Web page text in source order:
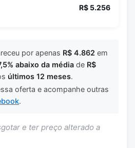
R$ 5.256
por apenas R$ 4.862 em
abaixo da média de R$
últimos 12 meses.
oferta e acompanhe outras
.
e ter preço alterado a